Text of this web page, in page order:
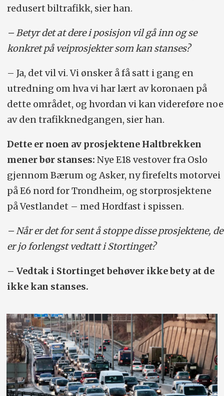
redusert biltrafikk, sier han.
– Betyr det at dere i posisjon vil gå inn og se
konkret på veiprosjekter som kan stanses?
– Ja, det vil vi. Vi ønsker å få satt i gang en
utredning om hva vi har lært av koronaen på
dette området, og hvordan vi kan videreføre noe
av den trafikknedgangen, sier han.
Dette er noen av prosjektene Haltbrekken
mener bør stanses: Nye E18 vestover fra Oslo
gjennom Bærum og Asker, ny firefelts motorvei
på E6 nord for Trondheim, og storprosjektene
på Vestlandet – med Hordfast i spissen.
– Når er det for sent å stoppe disse prosjektene, de
er jo forlengst vedtatt i Stortinget?
– Vedtak i Stortinget behøver ikke bety at de
ikke kan stanses.